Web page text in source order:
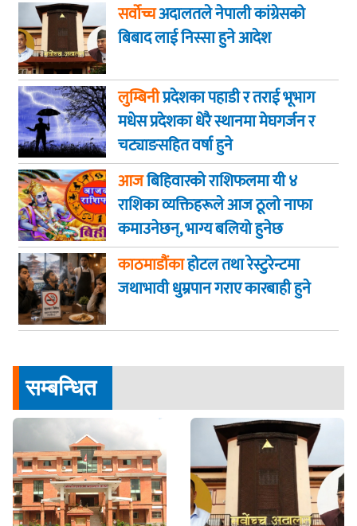
सर्वोच्चअदालतले नेपाली कांग्रेसको
बिबाद लाई निस्सा हुने आदेश
लुम्बिनीप्रदेशका पहाडी र तराई भूभाग
मधेस प्रदेशका धेरै स्थानमा मेघगर्जन र
चट्याङसहित वर्षा हुने
आजबिहिवारकाे राशिफलमा यी ४
राशिका व्यक्तिहरूले आज ठूलो नाफा
कमाउनेछन्, भाग्य बलियो हुनेछ
काठमाडौंकाहोटल तथा रेस्टुरेन्टमा
जथाभावी धुम्रपान गराए कारबाही हुने
सम्बन्धित